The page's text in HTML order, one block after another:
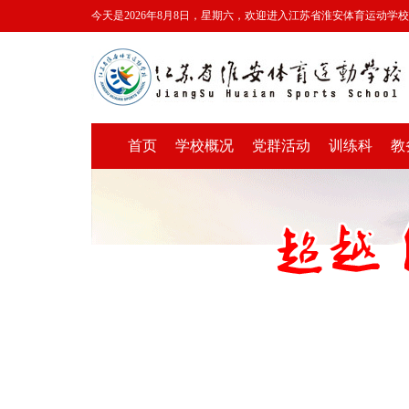
今天是2026年8月8日，星期六，欢迎进入江苏省淮安体育运动学
首页 学校概况 党群活动 训练科 教